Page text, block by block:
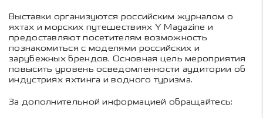
Выставки организуются российским журналом о
яхтах и морских путешествиях Y Magazine и
предоставляют посетителям возможность
познакомиться с моделями российских и
зарубежных брендов. Основная цель мероприятия
повысить уровень осведомленности аудитории об
индустриях яхтинга и водного туризма.
За дополнительной информацией обращайтесь: